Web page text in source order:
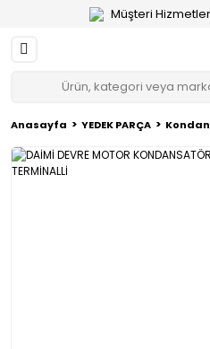
Müşteri
Anasayfa YEDEK PARÇA